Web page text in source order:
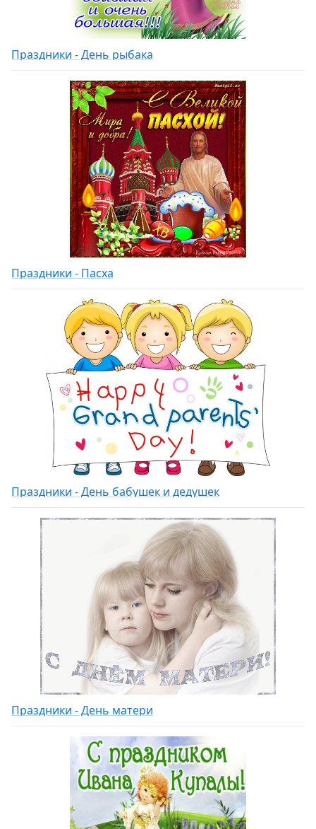
Праздники - День рыбака
Праздники - Пасха
Праздники - День бабушек и дедушек
Праздники - День матери